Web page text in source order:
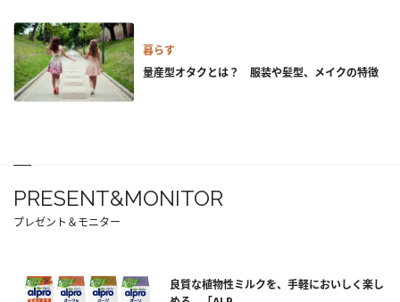
暮らす
量産型オタクとは？ 服装や髪型、メイクの特徴
PRESENT&MONITOR
プレゼント＆モニター
良質な植物性ミルクを、手軽においしく楽し